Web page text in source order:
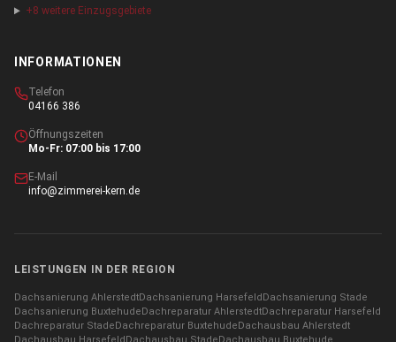
+8 weitere Einzugsgebiete
INFORMATIONEN
Telefon
04166 386
Öffnungszeiten
Mo-Fr: 07:00 bis 17:00
E-Mail
info@zimmerei-kern.de
LEISTUNGEN IN DER REGION
Dachsanierung AhlerstedtDachsanierung Harsefeld Dachsanierung Stade
Dachsanierung Buxtehude Dachreparatur AhlerstedtDachreparatur Harsefeld
Dachreparatur Stade Dachreparatur Buxtehude Dachausbau Ahlerstedt